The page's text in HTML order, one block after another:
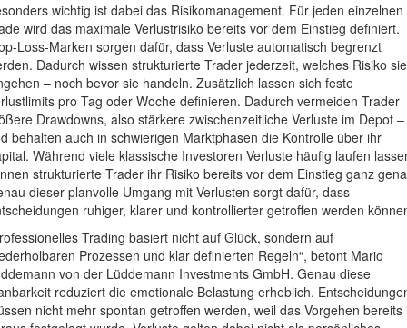
wichtig ist dabei das Risikomanagement. Für jeden einzelnen
wird das maximale Verlustrisiko bereits vor dem Einstieg definiert.
Loss-Marken sorgen dafür, dass Verluste automatisch begrenzt
Dadurch wissen strukturierte Trader jederzeit, welches Risiko sie
– noch bevor sie handeln. Zusätzlich lassen sich feste
pro Tag oder Woche definieren. Dadurch vermeiden Trader
Drawdowns, also stärkere zwischenzeitliche Verluste im Depot –
behalten auch in schwierigen Marktphasen die Kontrolle über ihr
Während viele klassische Investoren Verluste häufig laufen
strukturierte Trader ihr Risiko bereits vor dem Einstieg ganz
dieser planvolle Umgang mit Verlusten sorgt dafür, dass
ruhiger, klarer und kontrollierter getroffen werden
Trading basiert nicht auf Glück, sondern auf
Prozessen und klar definierten Regeln“, betont Mario
von der Lüddemann Investments GmbH. Genau diese
reduziert die emotionale Belastung erheblich.
nicht mehr spontan getroffen werden, weil das Vorgehen bereits